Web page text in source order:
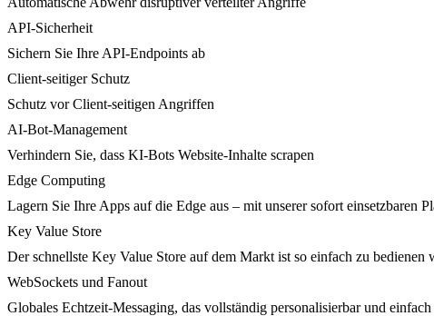
API-Sicherheit
Sichern Sie Ihre API-Endpoints ab
Client-seitiger Schutz
Schutz vor Client-seitigen Angriffen
AI-Bot-Management
Verhindern Sie, dass KI-Bots Website-Inhalte scrapen
Edge Computing
Lagern Sie Ihre Apps auf die Edge aus – mit unserer sofort einsetzbaren
Key Value Store
Der schnellste Key Value Store auf dem Markt ist so einfach zu bedienen
WebSockets und Fanout
Globales Echtzeit-Messaging, das vollständig personalisierbar und